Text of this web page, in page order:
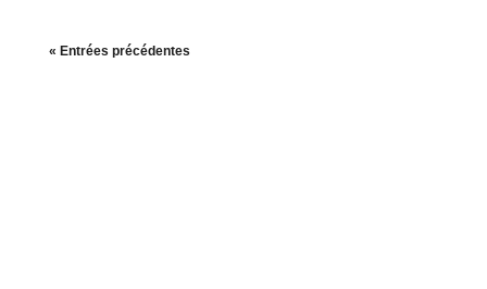
« Entrées précédentes